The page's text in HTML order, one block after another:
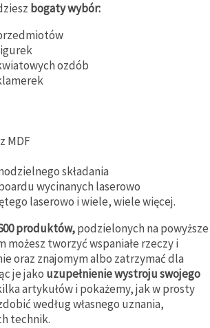
bogaty wybór:
ozdób
MDF
składania
wycinanych laserowo
laserowo i wiele, wiele więcej.
produktów,podzielonych na powyższe
możesz tworzyć wspaniałe rzeczy i
oraz znajomym albo zatrzymać dla
je jako uzupełnienie wystroju swojego
artykułów i pokażemy, jak w prosty
według własnego uznania,
technik.